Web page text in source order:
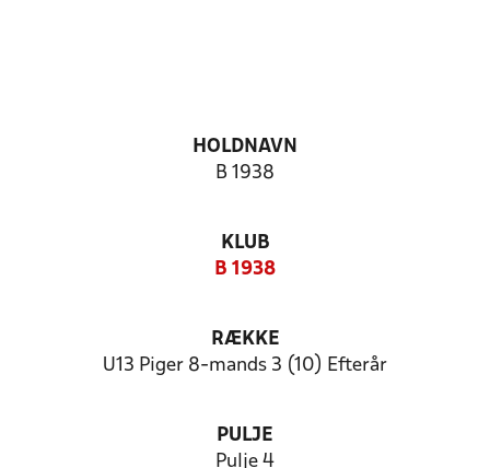
HOLDNAVN
B 1938
KLUB
B 1938
RÆKKE
U13 Piger 8-mands 3 (10) Efterår
PULJE
Pulje 4